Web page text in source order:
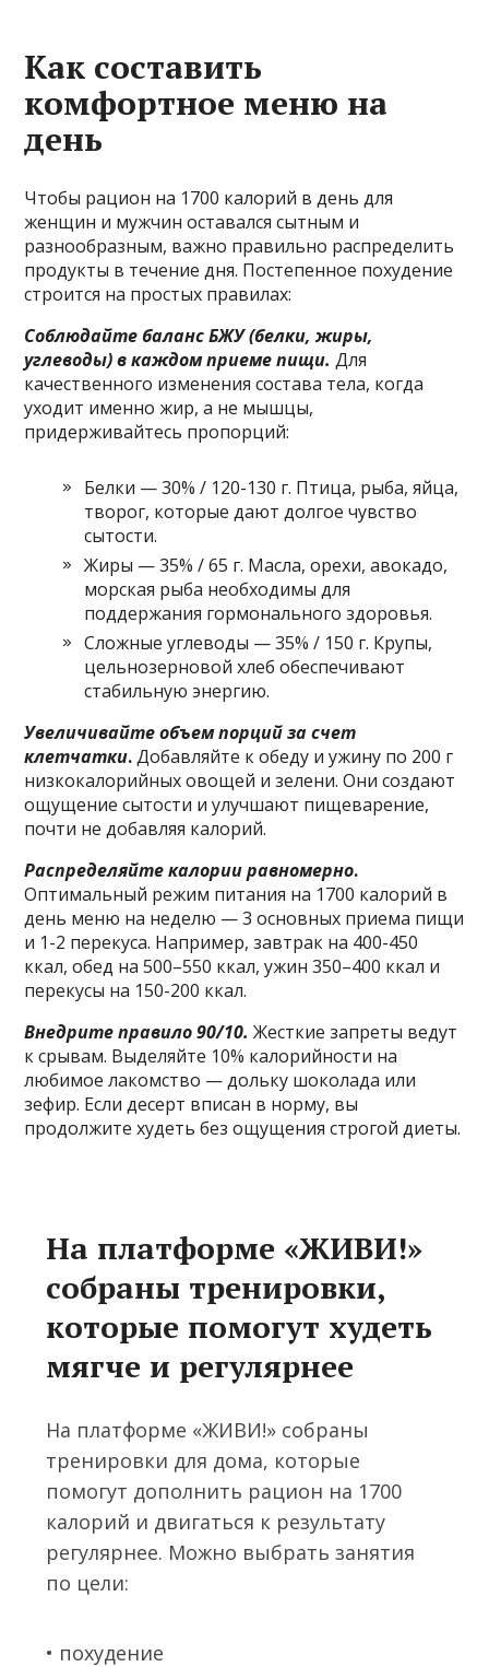
Как составить
комфортное меню на
день
Чтобы рацион на 1700 калорий в день для
женщин и мужчин оставался сытным и
разнообразным, важно правильно распределить
продукты в течение дня. Постепенное похудение
строится на простых правилах:
Соблюдайте баланс БЖУ (белки, жиры,
углеводы) в каждом приеме пищи. Для
качественного изменения состава тела, когда
уходит именно жир, а не мышцы,
придерживайтесь пропорций:
Белки — 30% / 120-130 г. Птица, рыба, яйца,
творог, которые дают долгое чувство
сытости.
Жиры — 35% / 65 г. Масла, орехи, авокадо,
морская рыба необходимы для
поддержания гормонального здоровья.
Сложные углеводы — 35% / 150 г. Крупы,
цельнозерновой хлеб обеспечивают
стабильную энергию.
Увеличивайте объем порций за счет
клетчатки.Добавляйте к обеду и ужину по 200 г
низкокалорийных овощей и зелени. Они создают
ощущение сытости и улучшают пищеварение,
почти не добавляя калорий.
Распределяйте калории равномерно.
Оптимальный режим питания на 1700 калорий в
день меню на неделю — 3 основных приема пищи
и 1-2 перекуса. Например, завтрак на 400-450
ккал, обед на 500–550 ккал, ужин 350–400 ккал и
перекусы на 150-200 ккал.
Внедрите правило 90/10. Жесткие запреты ведут
к срывам. Выделяйте 10% калорийности на
любимое лакомство — дольку шоколада или
зефир. Если десерт вписан в норму, вы
продолжите худеть без ощущения строгой диеты.
На платформе «ЖИВИ!»
собраны тренировки,
которые помогут худеть
мягче и регулярнее
На платформе «ЖИВИ!» собраны
тренировки для дома, которые
помогут дополнить рацион на 1700
калорий и двигаться к результату
регулярнее. Можно выбрать занятия
по цели:
• похудение